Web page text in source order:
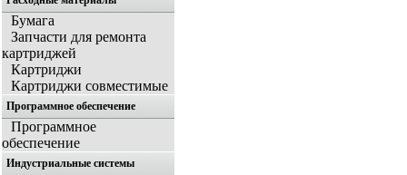
Бумага
Запчасти для ремонта
картриджей
Картриджи
Картриджи совместимые
Программное обеспечение
Программное
обеспечение
Индустриальные системы